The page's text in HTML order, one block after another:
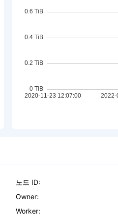
노드 ID:
Owner:
Worker: